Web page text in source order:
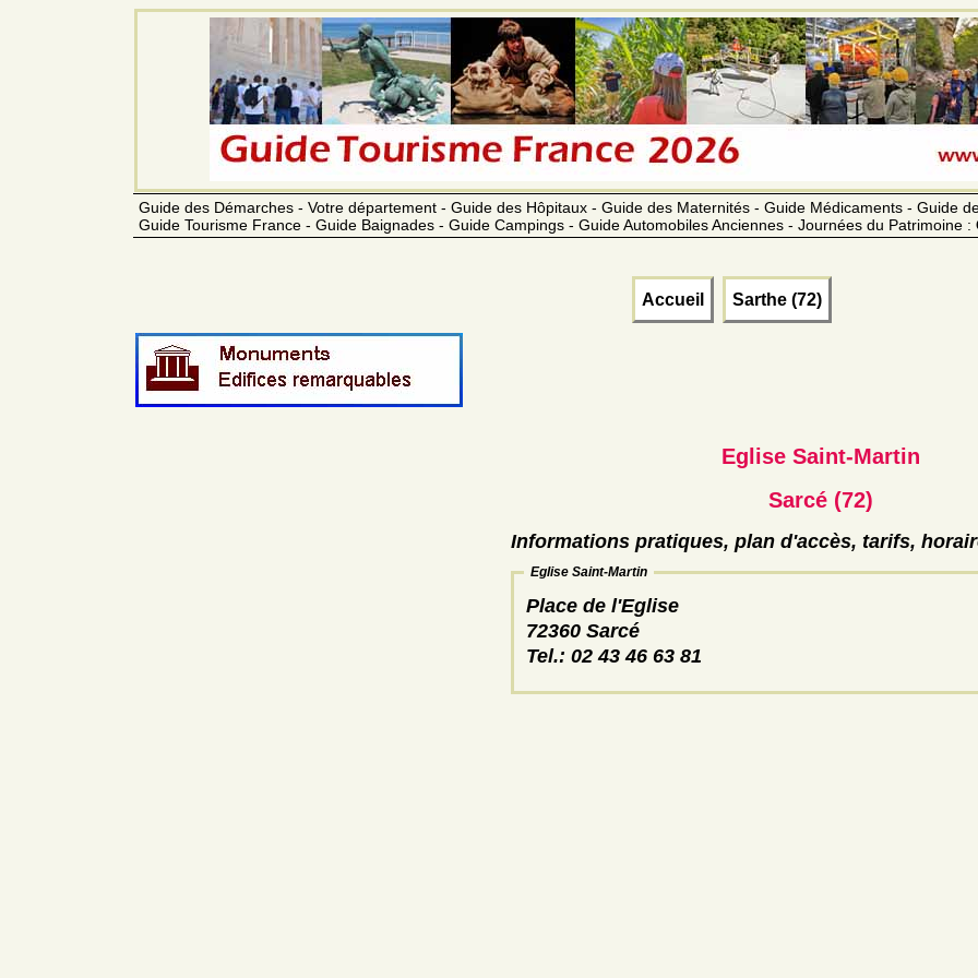
Guide des Démarches - Votre département - Guide des Hôpitaux - Guide des Maternités - Guide Médicaments - Guide
Guide Tourisme France - Guide Baignades - Guide Campings - Guide Automobiles Anciennes - Journées du Patrimoine :
Accueil Sarthe (72)
Eglise Saint-Martin
Sarcé (72)
Informations pratiques, plan d'accès, tarifs,
Eglise Saint-Martin
Place de l'Eglise
72360 Sarcé
Tel.: 02 43 46 63 81